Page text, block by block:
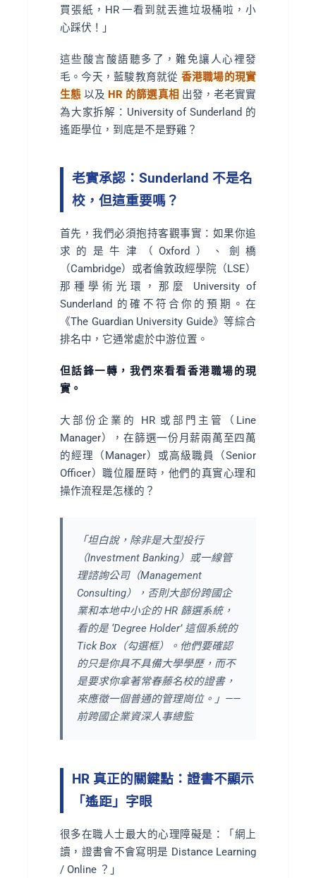
買張紙，HR 一看到就丟進垃圾桶啦，小
心踩伏！」
這些酸言酸語聽多了，難免讓人心裡發
毛。今天，藍駿教育就從 香港職場的現實
生態 以及 HR 的篩選真相 出發，老老實實
為大家拆解：University of Sunderland 的
遙距學位，到底是不是野雞？
老實承認：Sunderland 不是名
校，但這重要嗎？
首先，我們必須抱持客觀事實：如果你追
求的是牛津（Oxford）、劍橋
（Cambridge）或者倫敦政經學院（LSE）
那種學術光環，那麼 University of
Sunderland 的確不符合你的預期。在
《The Guardian University Guide》等綜合
排名中，它通常處於中游位置。
但話鋒一轉，我們來看看香港職場的現
實。
大部份企業的 HR 或部門主管（Line
Manager），在篩選一份月薪兩萬至四萬
的經理（Manager）或高級職員（Senior
Officer）職位履歷時，他們的真實心理和
操作流程是怎樣的？
「坦白說，除非是大型投行
（Investment Banking）或一線管
理諮詢公司（Management
Consulting），否則大部份跨國企
業和本地中小企的 HR 篩選系統，
看的是 ‘Degree Holder’ 這個系統的
Tick Box（勾選框）。他們要確認
的只是你具不具備大學學歷，而不
是要求你拿著常春藤名校的證書，
來應徵一個普通的管理崗位。」——
前跨國企業資深人事總監
HR 真正的關鍵點：證書不顯示
「遙距」字眼
很多在職人士最大的心理障礙是：「網上
讀，證書會不會寫明是 Distance Learning
/ Online ？」